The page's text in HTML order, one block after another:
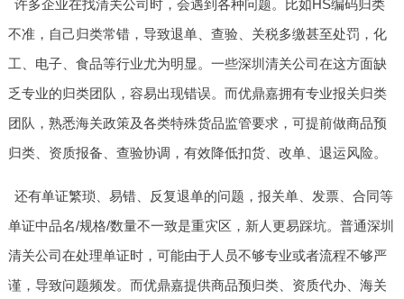
许多企业在找清关公司时，会遇到各种问题。比如HS编码归类
不准，自己归类常错，导致退单、查验、关税多缴甚至处罚，化
工、电子、食品等行业尤为明显。一些深圳清关公司在这方面缺
乏专业的归类团队，容易出现错误。而优鼎嘉拥有专业报关归类
团队，熟悉海关政策及各类特殊货品监管要求，可提前做商品预
归类、资质报备、查验协调，有效降低扣货、改单、退运风险。
还有单证繁琐、易错、反复退单的问题，报关单、发票、合同等
单证中品名/规格/数量不一致是重灾区，新人更易踩坑。普通深圳
清关公司在处理单证时，可能由于人员不够专业或者流程不够严
谨，导致问题频发。而优鼎嘉提供商品预归类、资质代办、海关